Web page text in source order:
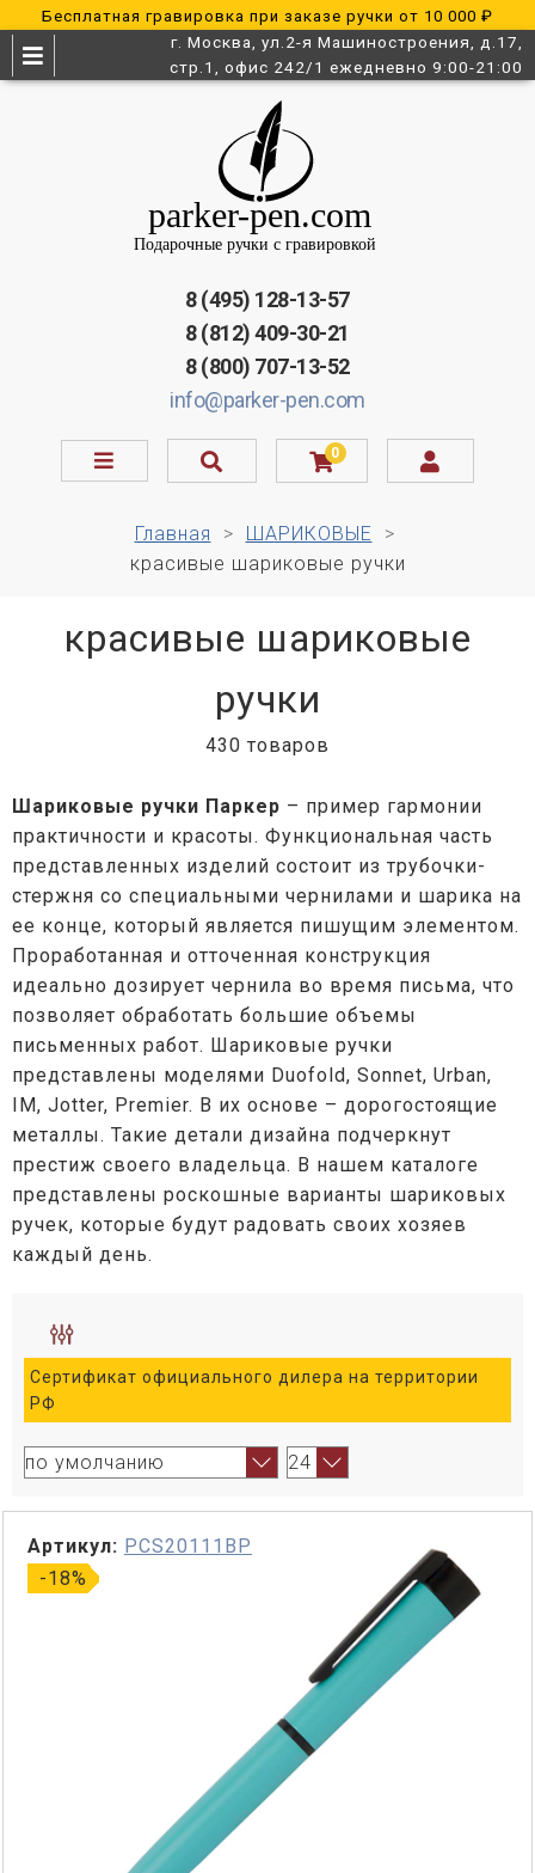
Бесплатная гравировка при заказе ручки от 10 000 ₽
г. Москва, ул.2-я Машиностроения, д.17,
стр.1, офис 242/1 ежедневно 9:00-21:00
8 (495) 128-13-57
8 (812) 409-30-21
8 (800) 707-13-52
info@parker-pen.com
0
Главная
ШАРИКОВЫЕ
красивые шариковые ручки
красивые шариковые
ручки
430 товаров
Шариковые ручки Паркер – пример гармонии
практичности и красоты. Функциональная часть
представленных изделий состоит из трубочки-
стержня со специальными чернилами и шарика на
ее конце, который является пишущим элементом.
Проработанная и отточенная конструкция
идеально дозирует чернила во время письма, что
позволяет обработать большие объемы
письменных работ. Шариковые ручки
представлены моделями Duofold, Sonnet, Urban,
IM, Jotter, Premier. В их основе – дорогостоящие
металлы. Такие детали дизайна подчеркнут
престиж своего владельца. В нашем каталоге
представлены роскошные варианты шариковых
ручек, которые будут радовать своих хозяев
каждый день.
Сертификат официального дилера на территории
РФ
-18%
Артикул: PCS20111BP